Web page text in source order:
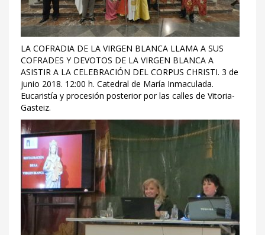
LA COFRADIA DE LA VIRGEN BLANCA LLAMA A SUS
COFRADES Y DEVOTOS DE LA VIRGEN BLANCA A
ASISTIR A LA CELEBRACIÓN DEL CORPUS CHRISTI. 3 de
junio 2018. 12:00 h. Catedral de María Inmaculada.
Eucaristía y procesión posterior por las calles de Vitoria-
Gasteiz.